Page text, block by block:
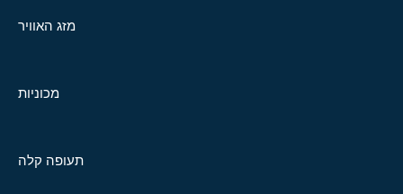
מזג האוויר
מכוניות
תעופה קלה